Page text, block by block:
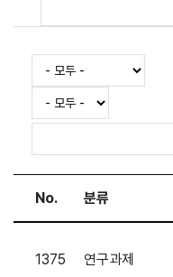
No. 분류
1375 연구과제